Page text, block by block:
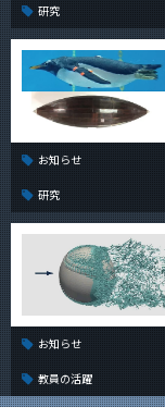
研究
お知らせ
研究
お知らせ
教員の活躍